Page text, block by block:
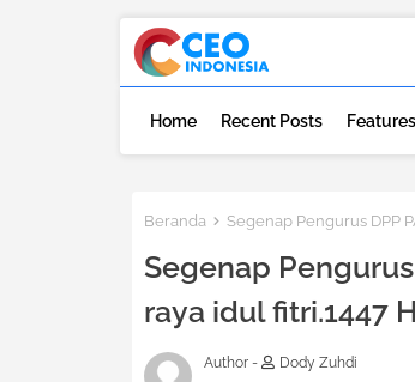
Home Recent Posts Features
Beranda Segenap Pengurus DPP
Segenap
raya idul fitri.1447 H
Author -
Dody Zuhdi